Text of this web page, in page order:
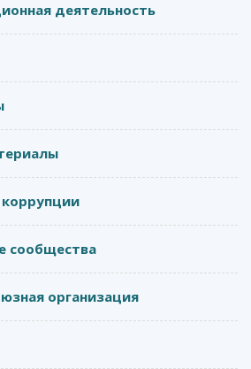
деятельность
сообщества
организация